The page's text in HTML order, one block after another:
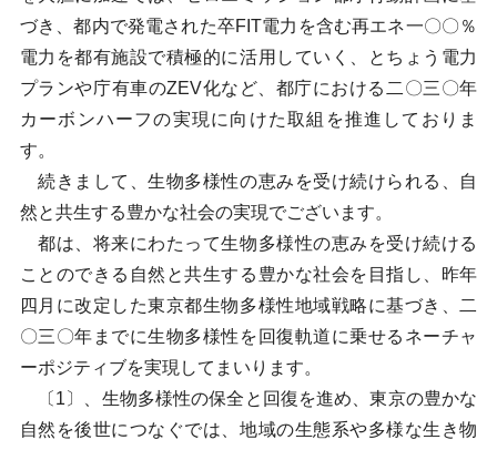
づき、都内で発電された卒FIT電力を含む再エネ一〇〇％
電力を都有施設で積極的に活用していく、とちょう電力
プランや庁有車のZEV化など、都庁における二〇三〇年
カーボンハーフの実現に向けた取組を推進しておりま
す。
続きまして、生物多様性の恵みを受け続けられる、自
然と共生する豊かな社会の実現でございます。
都は、将来にわたって生物多様性の恵みを受け続ける
ことのできる自然と共生する豊かな社会を目指し、昨年
四月に改定した東京都生物多様性地域戦略に基づき、二
〇三〇年までに生物多様性を回復軌道に乗せるネーチャ
ーポジティブを実現してまいります。
〔1〕、生物多様性の保全と回復を進め、東京の豊かな
自然を後世につなぐでは、地域の生態系や多様な生き物